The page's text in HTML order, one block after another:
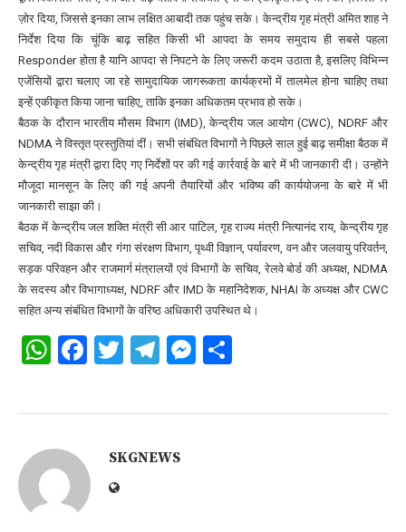
ज़ोर दिया, जिससे इनका लाभ लक्षित आबादी तक पहुंच सके। केन्द्रीय गृह मंत्री अमित शाह ने
निर्देश दिया कि चूंकि बाढ़ सहित किसी भी आपदा के समय समुदाय ही सबसे पहला
Responder होता है यानि आपदा से निपटने के लिए जरूरी कदम उठाता है, इसलिए विभिन्न
एजेंसियों द्वारा चलाए जा रहे सामुदायिक जागरूकता कार्यक्रमों में तालमेल होना चाहिए तथा
इन्हें एकीकृत किया जाना चाहिए, ताकि इनका अधिकतम प्रभाव हो सके।
बैठक के दौरान भारतीय मौसम विभाग (IMD), केन्द्रीय जल आयोग (CWC), NDRF और
NDMA ने विस्तृत प्रस्तुतियां दीं। सभी संबंधित विभागों ने पिछले साल हुई बाढ़ समीक्षा बैठक में
केन्द्रीय गृह मंत्री द्वारा दिए गए निर्देशों पर की गई कार्रवाई के बारे में भी जानकारी दी। उन्होंने
मौजूदा मानसून के लिए की गई अपनी तैयारियों और भविष्य की कार्ययोजना के बारे में भी
जानकारी साझा की।
बैठक में केन्द्रीय जल शक्ति मंत्री सी आर पाटिल, गृह राज्य मंत्री नित्यानंद राय, केन्द्रीय गृह
सचिव, नदी विकास और गंगा संरक्षण विभाग, पृथ्वी विज्ञान, पर्यावरण, वन और जलवायु परिवर्तन,
सड़क परिवहन और राजमार्ग मंत्रालयों एवं विभागों के सचिव, रेलवे बोर्ड की अध्यक्ष, NDMA
के सदस्य और विभागाध्यक्ष, NDRF और IMD के महानिदेशक, NHAI के अध्यक्ष और CWC
सहित अन्य संबंधित विभागों के वरिष्ठ अधिकारी उपस्थित थे।
WhatsApp
Facebook
Twitter
Telegram
Messenger
SKGNEWS